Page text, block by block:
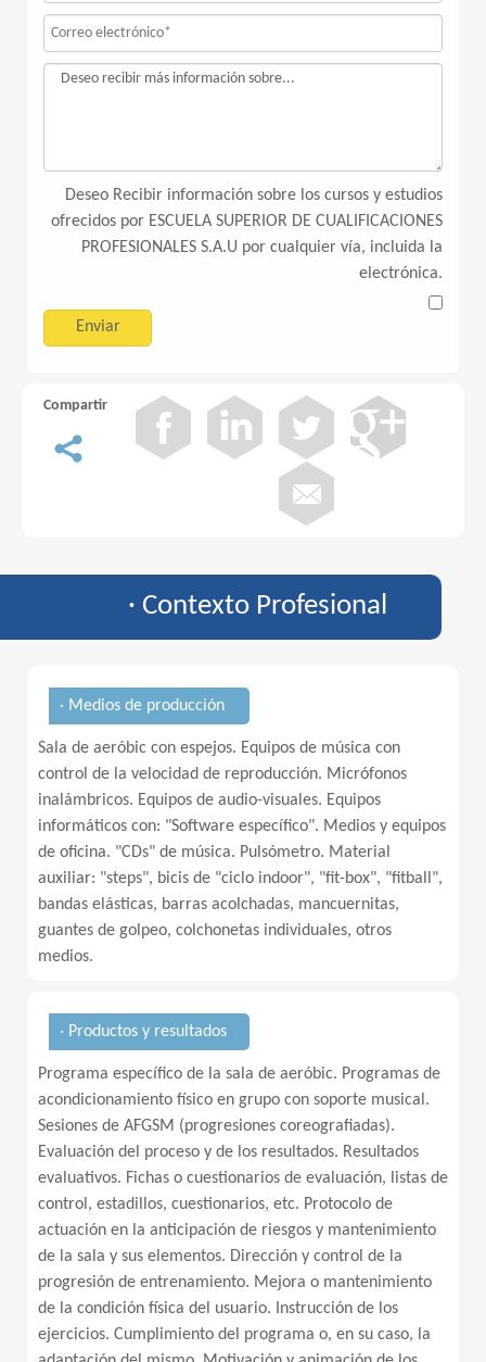
Deseo Recibir información sobre los cursos y estudios
ofrecidos por ESCUELA SUPERIOR DE CUALIFICACIONES
PROFESIONALES S.A.U por cualquier vía, incluida la
electrónica.
Compartir
· Contexto Profesional
· Medios de producción
Sala de aeróbic con espejos. Equipos de música con
control de la velocidad de reproducción. Micrófonos
inalámbricos. Equipos de audio-visuales. Equipos
informáticos con: "Software específico". Medios y equipos
de oficina. "CDs" de música. Pulsómetro. Material
auxiliar: "steps", bicis de "ciclo indoor", "fit-box", "fitball",
bandas elásticas, barras acolchadas, mancuernitas,
guantes de golpeo, colchonetas individuales, otros
medios.
· Productos y resultados
Programa específico de la sala de aeróbic. Programas de
acondicionamiento físico en grupo con soporte musical.
Sesiones de AFGSM (progresiones coreografiadas).
Evaluación del proceso y de los resultados. Resultados
evaluativos. Fichas o cuestionarios de evaluación, listas de
control, estadillos, cuestionarios, etc. Protocolo de
actuación en la anticipación de riesgos y mantenimiento
de la sala y sus elementos. Dirección y control de la
progresión de entrenamiento. Mejora o mantenimiento
de la condición física del usuario. Instrucción de los
ejercicios. Cumplimiento del programa o, en su caso, la